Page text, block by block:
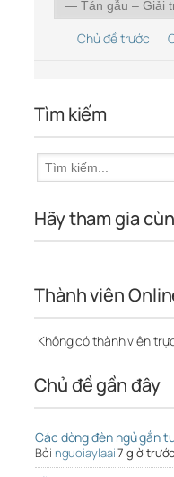
Chủ đề trước
Tìm kiếm
Hãy tham gia
Thành viên
Không có thành viên
Chủ đề gần đây
Các dòng đèn ngủ gắn
Bởi nguoiaylaai7 giờ trước